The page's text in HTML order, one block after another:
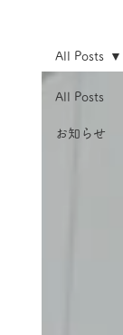
All Posts
お知らせ
All Posts